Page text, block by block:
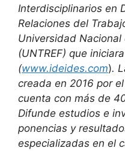
Interdisciplinarios en
Relaciones del
Universidad
(UNTREF) que
(www.ideides.com).
creada en 2016 por
cuenta con más de
Difunde estudios e
ponencias y
especializadas en el